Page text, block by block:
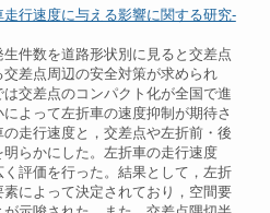
行速度に与える影響に関する研究-
件数を道路形状別に見ると交差点
差点周辺の安全対策が求められ
交差点のコンパクト化が全国で進
よって左折車の速度抑制が期待さ
走行速度と，交差点や左折前・後
らかにした。左折車の走行速度
評価を行った。結果として，左折
によって決定されており，空間要